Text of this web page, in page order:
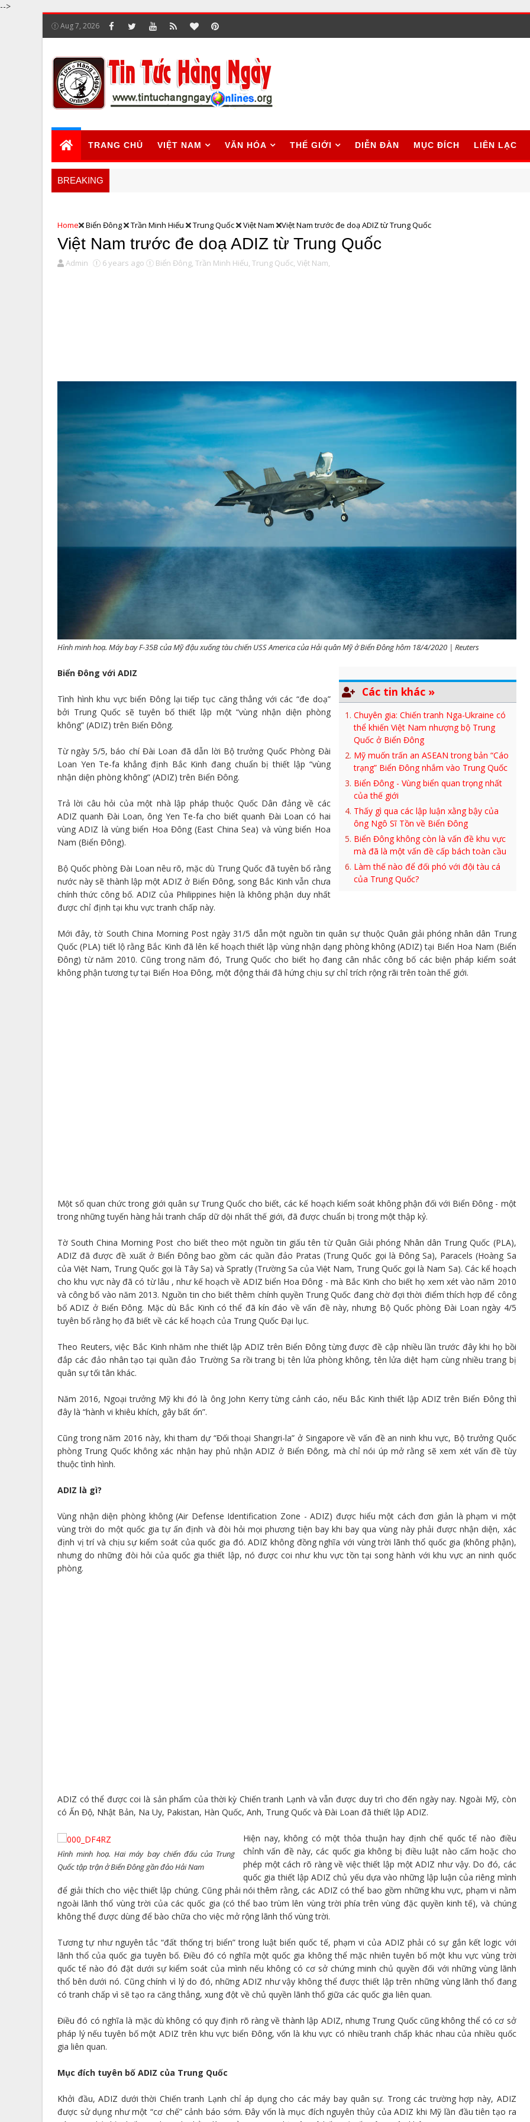
-->
Aug 7, 2026
TRANG CHỦ VIỆT NAM VĂN HÓA THẾ GIỚI DIỄN ĐÀN MỤC ĐÍCH LIÊN LẠC
BREAKING
Home Biển Đông Trần Minh Hiếu Trung Quốc Việt Nam Việt Nam trước đe doạ ADIZ từ Trung Quốc
Việt Nam trước đe doạ ADIZ từ Trung Quốc
Admin 6 years ago Biển Đông, Trần Minh Hiếu, Trung Quốc, Việt Nam,
Hình minh hoạ. Máy bay F-35B của Mỹ đậu xuống tàu chiến USS America của Hải quân Mỹ ở Biển Đông hôm 18/4/2020 | Reuters
Các tin khác »
Chuyên gia: Chiến tranh Nga-Ukraine có
thể khiến Việt Nam nhượng bộ Trung
Quốc ở Biển Đông
Mỹ muốn trấn an ASEAN trong bản “Cáo
trạng” Biển Đông nhắm vào Trung Quốc
Biển Đông - Vùng biển quan trọng nhất
của thế giới
Thấy gì qua các lập luận xằng bậy của
ông Ngô Sĩ Tồn về Biển Đông
Biển Đông không còn là vấn đề khu vực
mà đã là một vấn đề cấp bách toàn cầu
Làm thế nào để đối phó với đội tàu cá
của Trung Quốc?
Biển Đông với ADIZ
Tình hình khu vực biển Đông lại tiếp tục căng thẳng với các “đe doạ”
bởi Trung Quốc sẽ tuyên bố thiết lập một “vùng nhận diện phòng
không” (ADIZ) trên Biển Đông.
Từ ngày 5/5, báo chí Đài Loan đã dẫn lời Bộ trưởng Quốc Phòng Đài
Loan Yen Te-fa khẳng định Bắc Kinh đang chuẩn bị thiết lập “vùng
nhận diện phòng không” (ADIZ) trên Biển Đông.
Trả lời câu hỏi của một nhà lập pháp thuộc Quốc Dân đảng về các
ADIZ quanh Đài Loan, ông Yen Te-fa cho biết quanh Đài Loan có hai
vùng ADIZ là vùng biển Hoa Đông (East China Sea) và vùng biển Hoa
Nam (Biển Đông).
Bộ Quốc phòng Đài Loan nêu rõ, mặc dù Trung Quốc đã tuyên bố rằng
nước này sẽ thành lập một ADIZ ở Biển Đông, song Bắc Kinh vẫn chưa
chính thức công bố. ADIZ của Philippines hiện là không phận duy nhất
được chỉ định tại khu vực tranh chấp này.
Mới đây, tờ South China Morning Post ngày 31/5 dẫn một nguồn tin quân sự thuộc Quân giải phóng nhân dân Trung
Quốc (PLA) tiết lộ rằng Bắc Kinh đã lên kế hoạch thiết lập vùng nhận dạng phòng không (ADIZ) tại Biển Hoa Nam (Biển
Đông) từ năm 2010. Cũng trong năm đó, Trung Quốc cho biết họ đang cân nhắc công bố các biện pháp kiểm soát
không phận tương tự tại Biển Hoa Đông, một động thái đã hứng chịu sự chỉ trích rộng rãi trên toàn thế giới.
Một số quan chức trong giới quân sự Trung Quốc cho biết, các kế hoạch kiểm soát không phận đối với Biển Đông - một
trong những tuyến hàng hải tranh chấp dữ dội nhất thế giới, đã được chuẩn bị trong một thập kỷ.
Tờ South China Morning Post cho biết theo một nguồn tin giấu tên từ Quân Giải phóng Nhân dân Trung Quốc (PLA),
ADIZ đã được đề xuất ở Biển Đông bao gồm các quần đảo Pratas (Trung Quốc gọi là Đông Sa), Paracels (Hoàng Sa
của Việt Nam, Trung Quốc gọi là Tây Sa) và Spratly (Trường Sa của Việt Nam, Trung Quốc gọi là Nam Sa). Các kế hoạch
cho khu vực này đã có từ lâu , như kế hoạch về ADIZ biển Hoa Đông - mà Bắc Kinh cho biết họ xem xét vào năm 2010
và công bố vào năm 2013. Nguồn tin cho biết thêm chính quyền Trung Quốc đang chờ đợi thời điểm thích hợp để công
bố ADIZ ở Biển Đông. Mặc dù Bắc Kinh có thể đã kín đáo về vấn đề này, nhưng Bộ Quốc phòng Đài Loan ngày 4/5
tuyên bố rằng họ đã biết về các kế hoạch của Trung Quốc Đại lục.
Theo Reuters, việc Bắc Kinh nhăm nhe thiết lập ADIZ trên Biển Đông từng được đề cập nhiều lần trước đây khi họ bồi
đắp các đảo nhân tạo tại quần đảo Trường Sa rồi trang bị tên lửa phòng không, tên lửa diệt hạm cùng nhiều trang bị
quân sự tối tân khác.
Năm 2016, Ngoại trưởng Mỹ khi đó là ông John Kerry từng cảnh cáo, nếu Bắc Kinh thiết lập ADIZ trên Biển Đông thì
đây là “hành vi khiêu khích, gây bất ổn”.
Cũng trong năm 2016 này, khi tham dự “Đối thoại Shangri-la” ở Singapore về vấn đề an ninh khu vực, Bộ trưởng Quốc
phòng Trung Quốc không xác nhận hay phủ nhận ADIZ ở Biển Đông, mà chỉ nói úp mở rằng sẽ xem xét vấn đề tùy
thuộc tình hình.
ADIZ là gì?
Vùng nhận diện phòng không (Air Defense Identification Zone - ADIZ) được hiểu một cách đơn giản là phạm vi một
vùng trời do một quốc gia tự ấn định và đòi hỏi mọi phương tiện bay khi bay qua vùng này phải được nhận diện, xác
định vị trí và chịu sự kiểm soát của quốc gia đó. ADIZ không đồng nghĩa với vùng trời lãnh thổ quốc gia (không phận),
nhưng do những đòi hỏi của quốc gia thiết lập, nó được coi như khu vực tồn tại song hành với khu vực an ninh quốc
phòng.
ADIZ có thể được coi là sản phẩm của thời kỳ Chiến tranh Lạnh và vẫn được duy trì cho đến ngày nay. Ngoài Mỹ, còn
có Ấn Độ, Nhật Bản, Na Uy, Pakistan, Hàn Quốc, Anh, Trung Quốc và Đài Loan đã thiết lập ADIZ.
Hình minh hoạ. Hai máy bay chiến đấu của Trung
Quốc tập trận ở Biển Đông gần đảo Hải Nam
Hiện nay, không có một thỏa thuận hay định chế quốc tế nào điều
chỉnh vấn đề này, các quốc gia không bị điều luật nào cấm hoặc cho
phép một cách rõ ràng về việc thiết lập một ADIZ như vậy. Do đó, các
quốc gia thiết lập ADIZ chủ yếu dựa vào những lập luận của riêng mình
để giải thích cho việc thiết lập chúng. Cũng phải nói thêm rằng, các ADIZ có thể bao gồm những khu vực, phạm vi nằm
ngoài lãnh thổ vùng trời của các quốc gia (có thể bao trùm lên vùng trời phía trên vùng đặc quyền kinh tế), và chúng
không thể được dùng để bào chữa cho việc mở rộng lãnh thổ vùng trời.
Tương tự như nguyên tắc “đất thống trị biển” trong luật biển quốc tế, phạm vi của ADIZ phải có sự gắn kết logic với
lãnh thổ của quốc gia tuyên bố. Điều đó có nghĩa một quốc gia không thể mặc nhiên tuyên bố một khu vực vùng trời
quốc tế nào đó đặt dưới sự kiểm soát của mình nếu không có cơ sở chứng minh chủ quyền đối với những vùng lãnh
thổ bên dưới nó. Cũng chính vì lý do đó, những ADIZ như vậy không thể được thiết lập trên những vùng lãnh thổ đang
có tranh chấp vì sẽ tạo ra căng thẳng, xung đột về chủ quyền lãnh thổ giữa các quốc gia liên quan.
Điều đó có nghĩa là mặc dù không có quy định rõ ràng về thành lập ADIZ, nhưng Trung Quốc cũng không thể có cơ sở
pháp lý nếu tuyên bố một ADIZ trên khu vực biển Đông, vốn là khu vực có nhiều tranh chấp khác nhau của nhiều quốc
gia liên quan.
Mục đích tuyên bố ADIZ của Trung Quốc
Khởi đầu, ADIZ dưới thời Chiến tranh Lạnh chỉ áp dụng cho các máy bay quân sự. Trong các trường hợp này, ADIZ
được sử dụng như một “cơ chế” cảnh báo sớm. Đây vốn là mục đích nguyên thủy của ADIZ khi Mỹ lần đầu tiên tạo ra